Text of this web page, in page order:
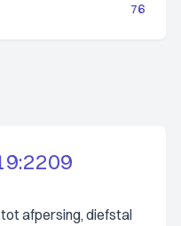
76
afpersing, diefstal